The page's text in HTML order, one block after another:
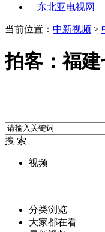
东北亚电视网
当前位置： 中新视频 >
拍客：福
搜 索
视频
分类浏览
大家都在看